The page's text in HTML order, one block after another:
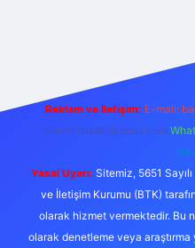
Reklam ve İletişim: E-mail:
forumhizmeti@gmail.com
Yasal Uyarı: Sitemiz, 5651
ve İletişim Kurumu (BTK)
olarak hizmet vermektedir. Bu
olarak denetleme veya